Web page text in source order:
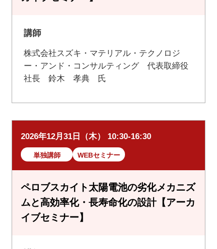
講師
株式会社スズキ・マテリアル・テクノロジ
ー・アンド・コンサルティング 代表取締役
社長 鈴木 孝典 氏
2026年12月31日（木） 10:30-16:30
単独講師 WEBセミナー
ペロブスカイト太陽電池の劣化メカニズ
ムと高効率化・長寿命化の設計【アーカ
イブセミナー】